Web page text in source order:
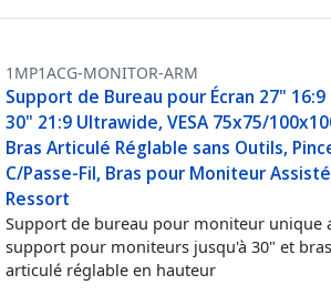
1MP1ACG-MONITOR-ARM
Support de Bureau pour Écran 27" 16:9
30" 21:9 Ultrawide, VESA 75x75/
Bras Articulé Réglable sans Outils,
C/Passe-Fil, Bras pour Moniteur
Ressort
Support de bureau pour moniteur unique
support pour moniteurs jusqu'à 30" et bras
articulé réglable en hauteur